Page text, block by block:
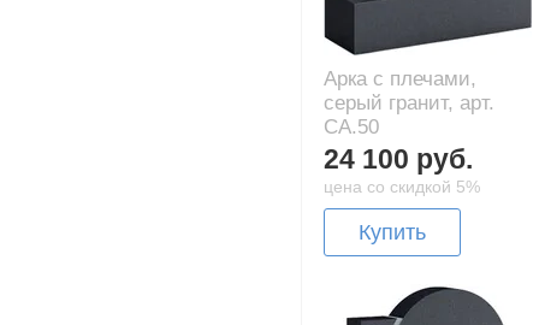
Арка с плечами,
серый гранит, арт.
CA.50
24 100 руб.
цена со скидкой 5%
Купить